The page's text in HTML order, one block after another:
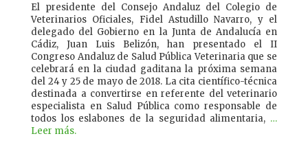
El presidente del Consejo Andaluz del Colegio de
Veterinarios Oficiales, Fidel Astudillo Navarro, y el
delegado del Gobierno en la Junta de Andalucía en
Cádiz, Juan Luis Belizón, han presentado el II
Congreso Andaluz de Salud Pública Veterinaria que se
celebrará en la ciudad gaditana la próxima semana
del 24 y 25 de mayo de 2018. La cita científico-técnica
destinada a convertirse en referente del veterinario
especialista en Salud Pública como responsable de
todos los eslabones de la seguridad alimentaria, …
Leer más.